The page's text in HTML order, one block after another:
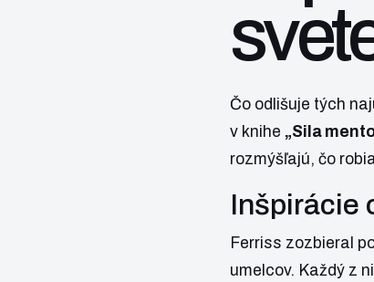
Čo odlišuje tých
v knihe „Sila
rozmýšľajú, čo
Inšpirácie
Ferriss zozbieral
umelcov. Každý z